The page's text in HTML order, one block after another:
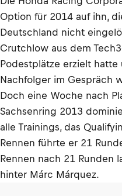
Option für 2014 auf ihn,
Deutschland nicht
Crutchlow aus dem
Podestplätze erzielt hatte
Nachfolger im Gespräch
Doch eine Woche nach
Sachsenring 2013
alle Trainings, das
Rennen führte er 21
Rennen nach 21 Runden
hinter Márc Márquez.